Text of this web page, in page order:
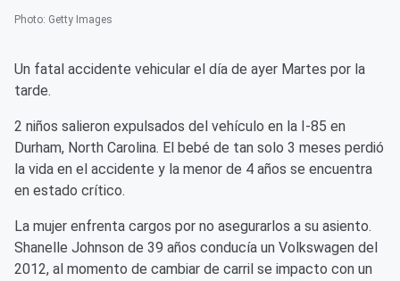
Photo: Getty Images
Un fatal accidente vehicular el día de ayer Martes por la
tarde.
2 niños salieron expulsados del vehículo en la I-85 en
Durham, North Carolina. El bebé de tan solo 3 meses perdió
la vida en el accidente y la menor de 4 años se encuentra
en estado crítico.
La mujer enfrenta cargos por no asegurarlos a su asiento.
Shanelle Johnson de 39 años conducía un Volkswagen del
2012, al momento de cambiar de carril se impacto con un